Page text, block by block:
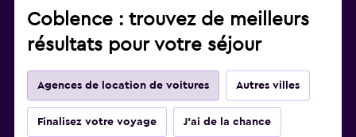
Coblence : trouvez de meilleurs
résultats pour votre séjour
Agences de location de voitures Autres villes
Finalisez votre voyage J'ai de la chance